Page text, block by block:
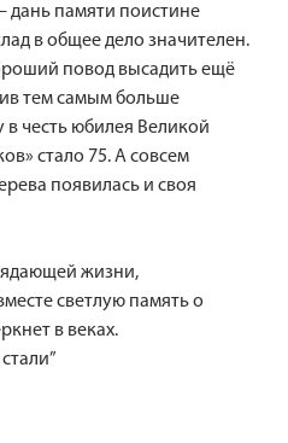
дань памяти поистине
в общее дело значителен.
повод высадить ещё
тем самым больше
в честь юбилея Великой
стало 75. А совсем
появилась и своя
жизни,
светлую память о
в веках.